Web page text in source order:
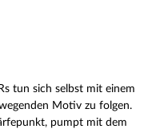
tun sich selbst mit einem
Motiv zu folgen.
pumpt mit dem